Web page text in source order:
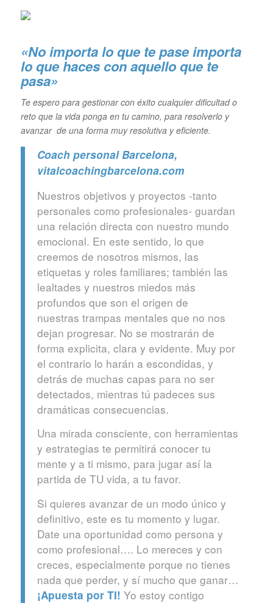
«No importa lo que te pase importa
lo que haces con aquello que te
pasa»
Te espero para gestionar con éxito cualquier dificultad o
reto que la vida ponga en tu camino, para resolverlo y
avanzar de una forma muy resolutiva y eficiente.
Coach personal Barcelona,
vitalcoachingbarcelona.com
Nuestros objetivos y proyectos -tanto
personales como profesionales- guardan
una relación directa con nuestro mundo
emocional. En este sentido, lo que
creemos de nosotros mismos, las
etiquetas y roles familiares; también las
lealtades y nuestros miedos más
profundos que son el origen de
nuestras trampas mentales que no nos
dejan progresar. No se mostrarán de
forma explicita, clara y evidente. Muy por
el contrario lo harán a escondidas, y
detrás de muchas capas para no ser
detectados, mientras tú padeces sus
dramáticas consecuencias.
Una mirada consciente, con herramientas
y estrategias te permitirá conocer tu
mente y a ti mismo, para jugar así la
partida de TU vida, a tu favor.
Si quieres avanzar de un modo único y
definitivo, este es tu momento y lugar.
Date una oportunidad como persona y
como profesional…. Lo mereces y con
creces, especialmente porque no tienes
nada que perder, y sí mucho que ganar…
¡Apuesta por TI! Yo estoy contigo